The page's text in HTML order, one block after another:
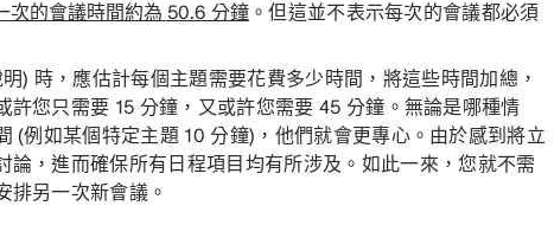
次的會議時間約為 50.6 分鐘。但這並不表示每次的會議都必須
) 時，應估計每個主題需要花費多少時間，將這些時間加總，
許您只需要 15 分鐘，又或許您需要 45 分鐘。無論是哪種情
(例如某個特定主題 10 分鐘)，他們就會更專心。由於感到將立
論，進而確保所有日程項目均有所涉及。如此一來，您就不需
排另一次新會議。